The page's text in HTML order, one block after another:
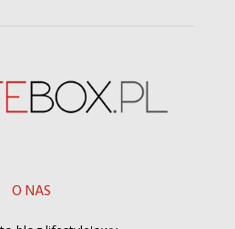
O NAS